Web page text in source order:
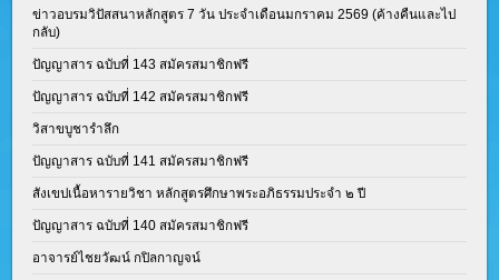
ข่าวอบรมวิปัสสนาหลักสูตร 7 วัน ประจำเดือนมกราคม 2569 (ค้างคืนและไป
กลับ)
ปัญญาสาร ฉบับที่ 143 สมัครสมาชิกฟรี
ปัญญาสาร ฉบับที่ 142 สมัครสมาชิกฟรี
วิสาขบูชารำลึก
ปัญญาสาร ฉบับที่ 141 สมัครสมาชิกฟรี
สังเขปเนื้อหารายวิชา หลักสูตรศึกษาพระอภิธรรมประจำ ๒ ปี
ปัญญาสาร ฉบับที่ 140 สมัครสมาชิกฟรี
อาจารย์ไชยวัฒน์ กปิลกาญจน์